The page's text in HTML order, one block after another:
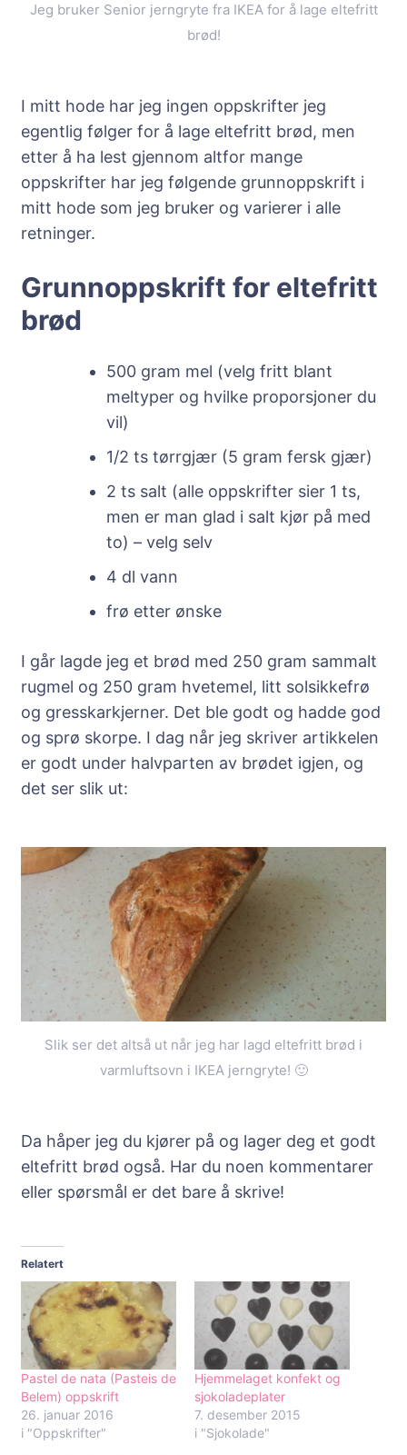
Jeg bruker Senior jerngryte fra IKEA for å lage eltefritt
brød!
I mitt hode har jeg ingen oppskrifter jeg
egentlig følger for å lage eltefritt brød, men
etter å ha lest gjennom altfor mange
oppskrifter har jeg følgende grunnoppskrift i
mitt hode som jeg bruker og varierer i alle
retninger.
Grunnoppskrift for eltefritt
brød
500 gram mel (velg fritt blant
meltyper og hvilke proporsjoner du
vil)
1/2 ts tørrgjær (5 gram fersk gjær)
2 ts salt (alle oppskrifter sier 1 ts,
men er man glad i salt kjør på med
to) – velg selv
4 dl vann
frø etter ønske
I går lagde jeg et brød med 250 gram sammalt
rugmel og 250 gram hvetemel, litt solsikkefrø
og gresskarkjerner. Det ble godt og hadde god
og sprø skorpe. I dag når jeg skriver artikkelen
er godt under halvparten av brødet igjen, og
det ser slik ut:
Slik ser det altså ut når jeg har lagd eltefritt brød i
varmluftsovn i IKEA jerngryte! 🙂
Da håper jeg du kjører på og lager deg et godt
eltefritt brød også. Har du noen kommentarer
eller spørsmål er det bare å skrive!
Relatert
Pastel de nata (Pasteis de
Belem) oppskrift
26. januar 2016
i "Oppskrifter"
Hjemmelaget konfekt og
sjokoladeplater
7. desember 2015
i "Sjokolade"